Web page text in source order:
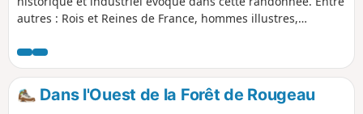
autres : Rois et Reines de France, hommes illustres,
prestigieux. C'est également une randonnée où, malgré une
urbanisation croissante, la nature et de beaux paysages
sont toujours présents .
Dans l'Ouest de la Forêt de Rougeau